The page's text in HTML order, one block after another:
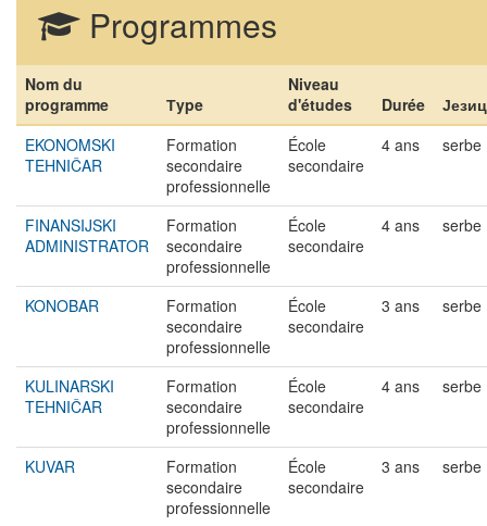
Programmes
Nom du
programme
Тype
Niveau
d'études
Durée
EKONOMSKI
TEHNIČAR
Formation
secondaire
professionnelle
École
secondaire
4 ans serbe
FINANSIJSKI
ADMINISTRATOR
Formation
secondaire
professionnelle
École
secondaire
4 ans serbe
KONOBAR
Formation
secondaire
professionnelle
École
secondaire
3 ans serbe
KULINARSKI
TEHNIČAR
Formation
secondaire
professionnelle
École
secondaire
4 ans serbe
KUVAR
Formation
secondaire
professionnelle
École
secondaire
3 ans serbe